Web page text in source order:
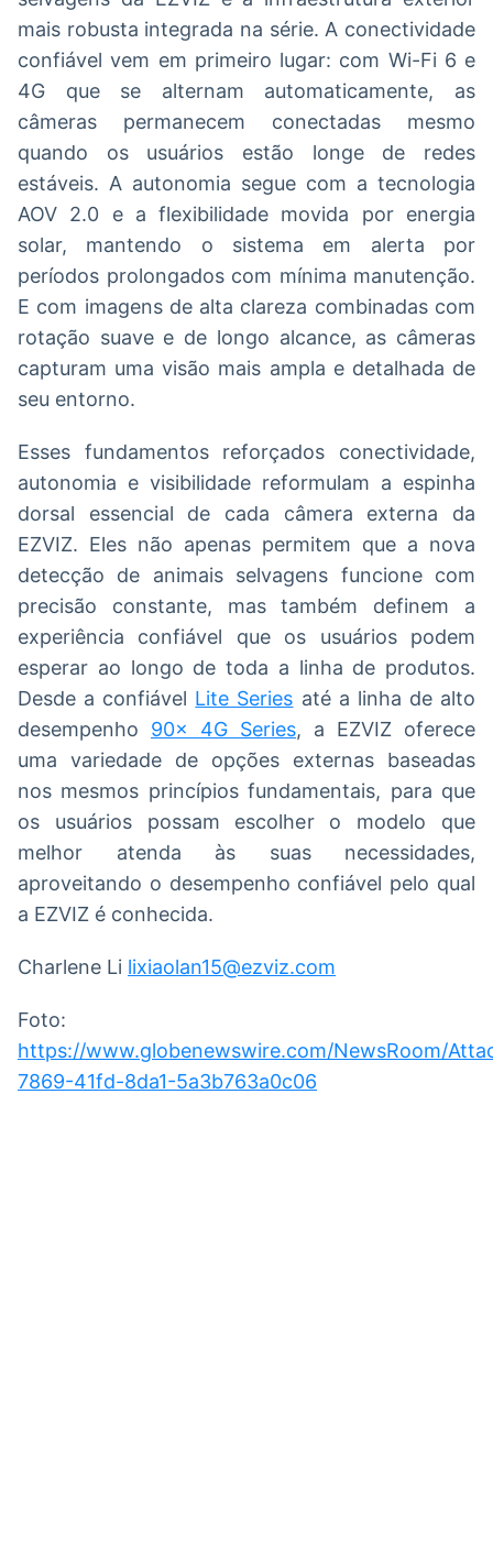
mais robusta integrada na série. A conectividade
confiável vem em primeiro lugar: com Wi-Fi 6 e
4G que se alternam automaticamente, as
câmeras permanecem conectadas mesmo
quando os usuários estão longe de redes
estáveis. A autonomia segue com a tecnologia
AOV 2.0 e a flexibilidade movida por energia
solar, mantendo o sistema em alerta por
períodos prolongados com mínima manutenção.
E com imagens de alta clareza combinadas com
rotação suave e de longo alcance, as câmeras
capturam uma visão mais ampla e detalhada de
seu entorno.
Esses fundamentos reforçados conectividade,
autonomia e visibilidade reformulam a espinha
dorsal essencial de cada câmera externa da
EZVIZ. Eles não apenas permitem que a nova
detecção de animais selvagens funcione com
precisão constante, mas também definem a
experiência confiável que os usuários podem
esperar ao longo de toda a linha de produtos.
Desde a confiável Lite Series até a linha de alto
desempenho 90× 4G Series, a EZVIZ oferece
uma variedade de opções externas baseadas
nos mesmos princípios fundamentais, para que
os usuários possam escolher o modelo que
melhor atenda às suas necessidades,
aproveitando o desempenho confiável pelo qual
a EZVIZ é conhecida.
Charlene Li lixiaolan15@ezviz.com
Foto:
https://www.globenewswire.com/NewsRoom/
7869-41fd-8da1-5a3b763a0c06